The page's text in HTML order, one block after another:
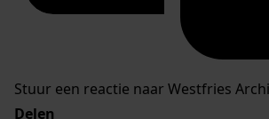
Stuur een reactie naar Westfries
Delen